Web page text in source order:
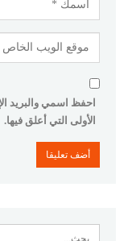
احفظ اسمي والبريد
الأولى التي أعلق فيها.